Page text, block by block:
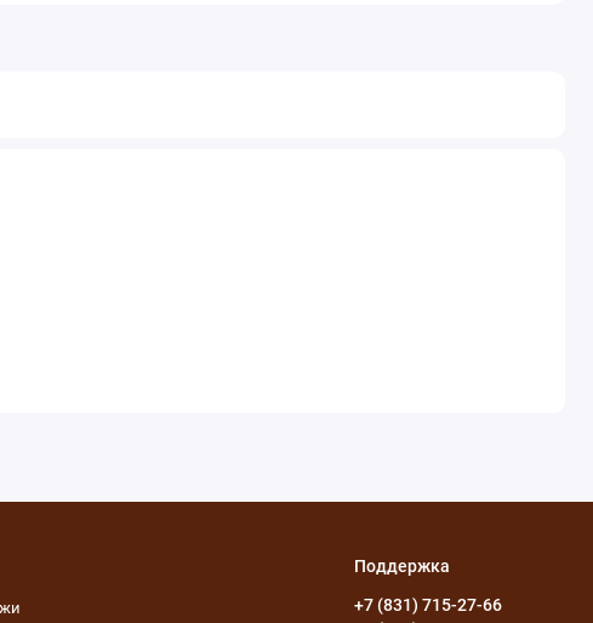
Поддержка
+7 (831) 715-27-66